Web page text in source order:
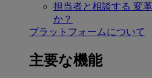
担当者と相談する 変
か？
プラットフォームについて
主要な機能